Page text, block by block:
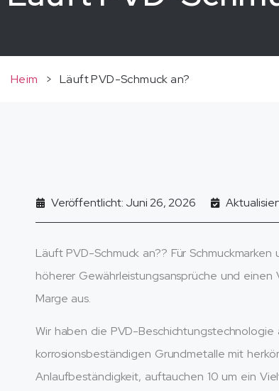
Heim > Läuft PVD-Schmuck an?
Veröffentlicht: Juni 26, 2026
Läuft PVD-Schmuck an?? Für
höherer Gewährleistungsansprüche und
Marge aus.
Wir haben die PVD-
korrosionsbeständigen Grundmetalle mit
Anlaufbeständigkeit, auftauchen 10 um ein